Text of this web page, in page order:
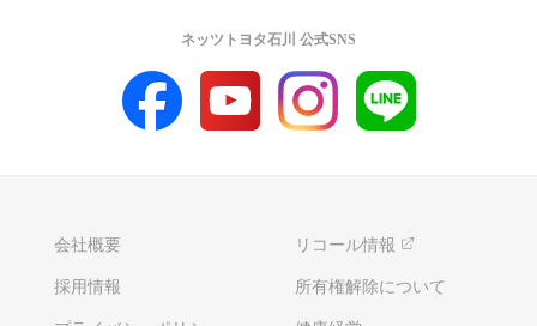
会社概要 リコール情報
採用情報 所有権解除について
ネッツトヨタ石川 公式SNS